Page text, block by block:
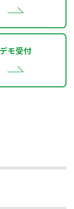
デモ受付